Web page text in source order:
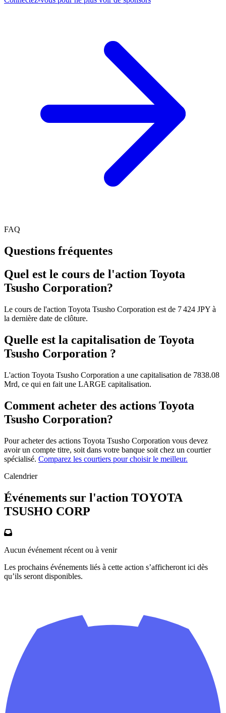
FAQ
Questions fréquentes
Quel est le cours de l'action Toyota
Tsusho Corporation?
Le cours de l'action Toyota Tsusho Corporation est de 7 424 JPY à
la dernière date de clôture.
Quelle est la capitalisation de Toyota
Tsusho Corporation ?
L'action Toyota Tsusho Corporation a une capitalisation de 7838.08
Mrd, ce qui en fait une LARGE capitalisation.
Comment acheter des actions Toyota
Tsusho Corporation?
Pour acheter des actions Toyota Tsusho Corporation vous devez
avoir un compte titre, soit dans votre banque soit chez un courtier
spécialisé. Comparez les courtiers pour choisir le meilleur.
Calendrier
Événements sur l'action TOYOTA
TSUSHO CORP
Aucun événement récent ou à venir
Les prochains événements liés à cette action s’afficheront ici dès
qu’ils seront disponibles.